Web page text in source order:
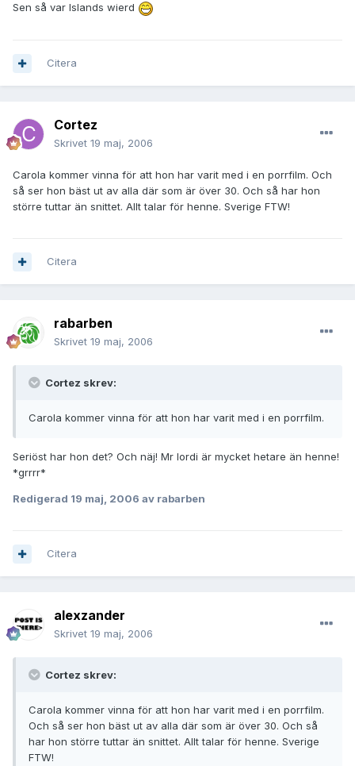
Sen så var Islands wierd
Citera
Cortez
Skrivet 19 maj, 2006
Carola kommer vinna för att hon har varit med i en porrfilm. Och
så ser hon bäst ut av alla där som är över 30. Och så har hon
större tuttar än snittet. Allt talar för henne. Sverige FTW!
Citera
rabarben
Skrivet 19 maj, 2006
Cortez skrev:
Carola kommer vinna för att hon har varit med i en porrfilm.
Seriöst har hon det? Och näj! Mr lordi är mycket hetare än henne!
*grrrr*
Redigerad 19 maj, 2006 av rabarben
Citera
alexzander
Skrivet 19 maj, 2006
Cortez skrev:
Carola kommer vinna för att hon har varit med i en porrfilm.
Och så ser hon bäst ut av alla där som är över 30. Och så
har hon större tuttar än snittet. Allt talar för henne. Sverige
FTW!